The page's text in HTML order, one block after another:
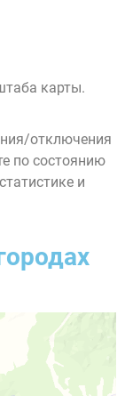
карты.
отключения
по состоянию
и